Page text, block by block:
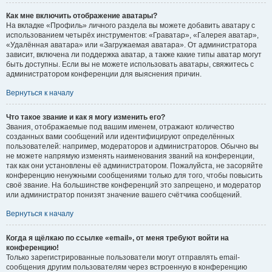
Как мне включить отображение аватары?
На вкладке «Профиль» личного раздела вы можете добавить аватару с
использованием четырёх инструментов: «Граватар», «Галерея аватар»,
«Удалённая аватара» или «Загружаемая аватара». От администратора
зависит, включена ли поддержка аватар, а также какие типы аватар могут
быть доступны. Если вы не можете использовать аватары, свяжитесь с
администратором конференции для выяснения причин.
Вернуться к началу
Что такое звание и как я могу изменить его?
Звания, отображаемые под вашим именем, отражают количество
созданных вами сообщений или идентифицируют определённых
пользователей: например, модераторов и администраторов. Обычно вы
не можете напрямую изменять наименования званий на конференции,
так как они установлены её администратором. Пожалуйста, не засоряйте
конференцию ненужными сообщениями только для того, чтобы повысить
своё звание. На большинстве конференций это запрещено, и модератор
или администратор понизят значение вашего счётчика сообщений.
Вернуться к началу
Когда я щёлкаю по ссылке «email», от меня требуют войти на
конференцию!
Только зарегистрированные пользователи могут отправлять email-
сообщения другим пользователям через встроенную в конференцию